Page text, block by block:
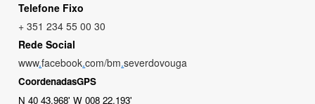
Telefone Fixo
+ 351 234 55 00 30
Rede Social
www.facebook.com/bm.severdovouga
CoordenadasGPS
N 40 43.968' W 008 22.193'